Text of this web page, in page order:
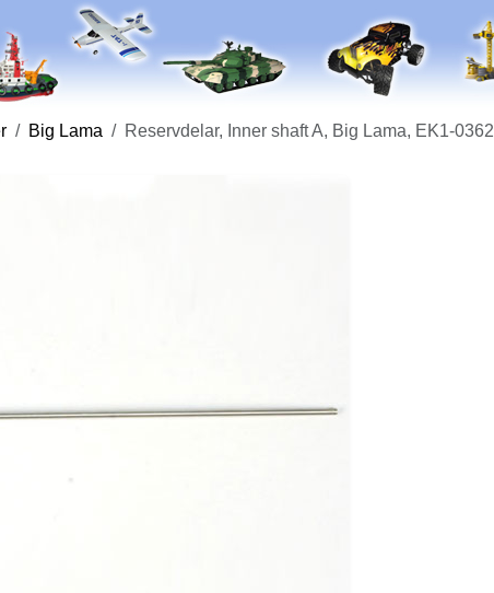
Big Lama Reservdelar, Inner shaft A, Big Lama, EK1-0362